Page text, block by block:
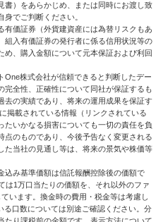
書）をあらかじめ、または同時にお渡し致
でご判断ください。
価証券（外貨建資産には為替リスクもあ
組入有価証券の発行者に係る信用状況等の
、購入金額について元本保証および利回
One株式会社が信頼できると判断したデー
完全性、正確性について同社が保証するも
去の実績であり、将来の運用成果を保証す
掲載されている情報（リンクされている
いかなる損害についても一切の責任を負
点のものであり、今後予告なく変更される
た当社の見通し等は、将来の景気や株価等
込み基準価額は信託報酬控除後の価額で
は1万口当たりの価額を、それ以外のファ
います。換金時の費用・税金等は考慮し
口数については別途ご確認ください。分